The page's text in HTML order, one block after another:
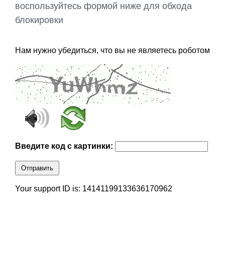
воспользуйтесь формой ниже для обхода
блокировки
Нам нужно убедиться, что вы не являетесь роботом
Введите код с картинки:
Отправить
Your support ID is: 14141199133636170962